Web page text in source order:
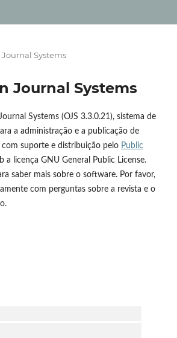
Systems
Journal Systems
Systems (OJS 3.3.0.21), sistema de
a administração e a publicação de
com suporte e distribuição pelo Public
a licença GNU General Public License.
saber mais sobre o software. Por favor,
com perguntas sobre a revista e o